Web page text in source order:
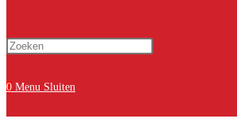
site
0 Menu Sluiten